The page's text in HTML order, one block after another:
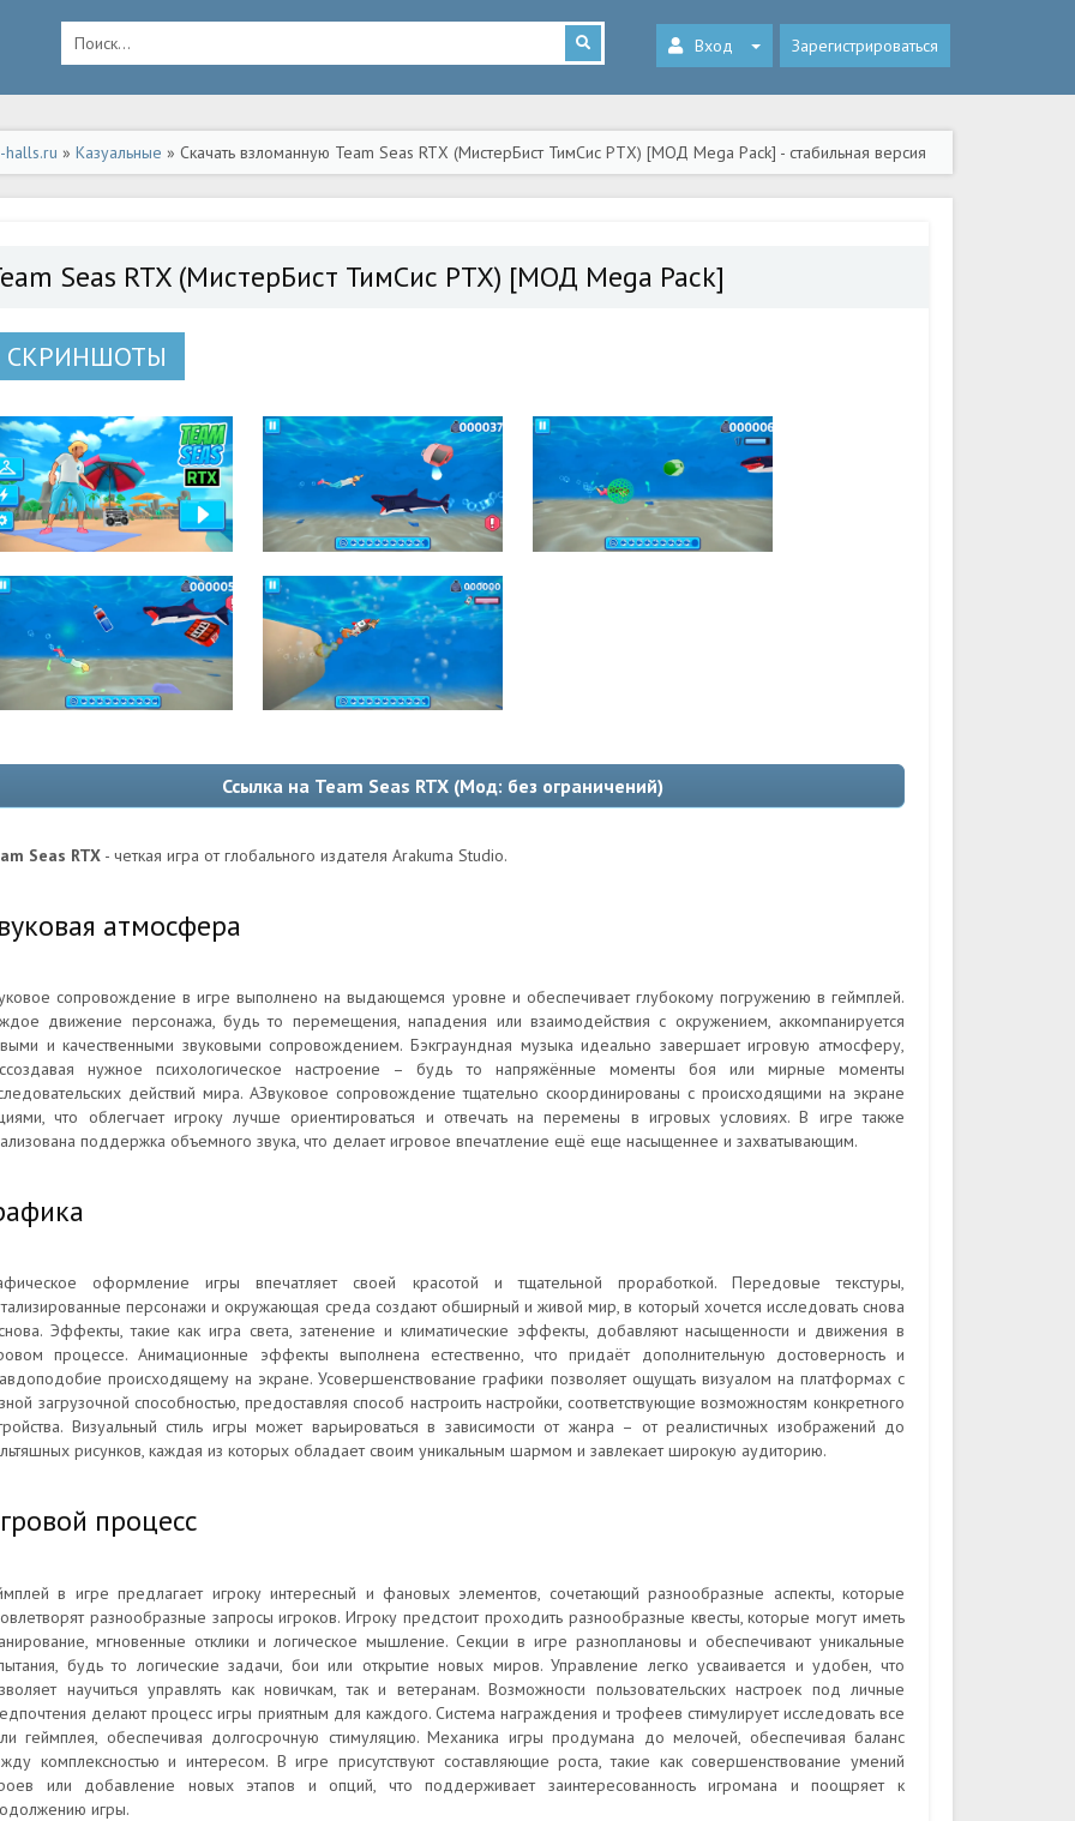
Вход Зарегистрироваться
halls.ru » Казуальные » Скачать взломанную Team Seas RTX (МистерБист ТимСис РТХ) [МОД Mega Pack] - стабильная версия
Андроид
Seas RTX (МистерБист ТимСис РТХ) [МОД Mega Pack]
СКРИНШОТЫ
Ссылка на Team Seas RTX (Мод: без ограничений)
Seas RTX - четкая игра от глобального издателя Arakuma Studio.
атмосфера
сопровождение в игре выполнено на выдающемся уровне и обеспечивает глубокому погружению в геймплей.
движение персонажа, будь то перемещения, нападения или взаимодействия с окружением, аккомпанируется
и качественными звуковыми сопровождением. Бэкграундная музыка идеально завершает игровую атмосферу,
нужное психологическое настроение – будь то напряжённые моменты боя или мирные моменты
действий мира. АЗвуковое сопровождение тщательно скоординированы с происходящими на экране
что облегчает игроку лучше ориентироваться и отвечать на перемены в игровых условиях. В игре также
поддержка объемного звука, что делает игровое впечатление ещё еще насыщеннее и захватывающим.
оформление игры впечатляет своей красотой и тщательной проработкой. Передовые текстуры,
персонажи и окружающая среда создают обширный и живой мир, в который хочется исследовать снова
Эффекты, такие как игра света, затенение и климатические эффекты, добавляют насыщенности и движения в
процессе. Анимационные эффекты выполнена естественно, что придаёт дополнительную достоверность и
происходящему на экране. Усовершенствование графики позволяет ощущать визуалом на платформах с
загрузочной способностью, предоставляя способ настроить настройки, соответствующие возможностям конкретного
Визуальный стиль игры может варьироваться в зависимости от жанра – от реалистичных изображений до
рисунков, каждая из которых обладает своим уникальным шармом и завлекает широкую аудиторию.
процесс
в игре предлагает игроку интересный и фановых элементов, сочетающий разнообразные аспекты, которые
разнообразные запросы игроков. Игроку предстоит проходить разнообразные квесты, которые могут иметь
мгновенные отклики и логическое мышление. Секции в игре разноплановы и обеспечивают уникальные
будь то логические задачи, бои или открытие новых миров. Управление легко усваивается и удобен, что
научиться управлять как новичкам, так и ветеранам. Возможности пользовательских настроек под личные
делают процесс игры приятным для каждого. Система награждения и трофеев стимулирует исследовать все
геймплея, обеспечивая долгосрочную стимуляцию. Механика игры продумана до мелочей, обеспечивая баланс
комплексностью и интересом. В игре присутствуют составляющие роста, такие как совершенствование умений
или добавление новых этапов и опций, что поддерживает заинтересованность игромана и поощряет к
игры.